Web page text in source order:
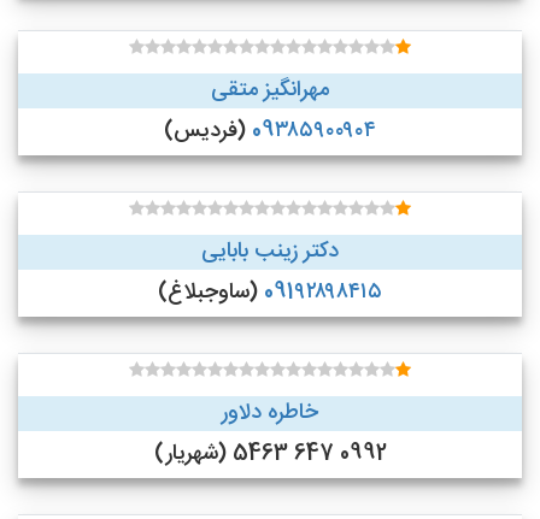
مهرانگیز متقی
09۳۸۵۹۰۰۹۰۴ (فردیس)
دکتر زینب بابایی
091۹۲۸۹۸۴۱۵ (ساوجبلاغ)
خاطره دلاور
0992 647 5463 (شهریار)